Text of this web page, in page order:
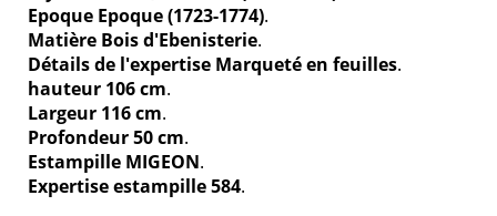
Epoque Epoque (1723-1774).
Matière Bois d'Ebenisterie.
Détails de l'expertise Marqueté en feuilles.
hauteur 106 cm.
Largeur 116 cm.
Profondeur 50 cm.
Estampille MIGEON.
Expertise estampille 584.